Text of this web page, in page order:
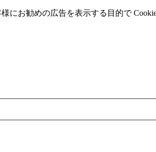
にお勧めの広告を表⽰する⽬的で